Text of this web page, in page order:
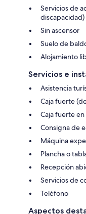
Servicios de
Sin ascensor
Suelo de
Alojamiento
Servicios e
Asistencia
Caja fuerte
Caja fuerte
Consigna de
Máquina
Plancha o
Recepción
Servicios de
Teléfono
Aspectos